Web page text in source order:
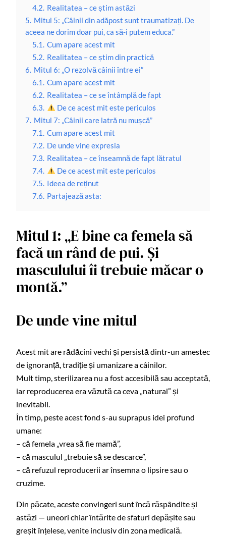
4.2. Realitatea – ce știm astăzi
5. Mitul 5: „Câinii din adăpost sunt traumatizați. De
aceea ne dorim doar pui, ca să-i putem educa.”
5.1. Cum apare acest mit
5.2. Realitatea – ce știm din practică
6. Mitul 6: „O rezolvă câinii între ei”
6.1. Cum apare acest mit
6.2. Realitatea – ce se întâmplă de fapt
6.3.
De ce acest mit este periculos
7. Mitul 7: „Câinii care latră nu mușcă”
7.1. Cum apare acest mit
7.2. De unde vine expresia
7.3. Realitatea – ce înseamnă de fapt lătratul
7.4.
De ce acest mit este periculos
7.5. Ideea de reținut
7.6. Partajează asta:
Mitul 1: „E bine ca femela să
facă un rând de pui. Și
masculului îi trebuie măcar o
montă.”
De unde vine mitul
Acest mit are rădăcini vechi și persistă dintr-un amestec
de ignoranță, tradiție și umanizare a câinilor.
Mult timp, sterilizarea nu a fost accesibilă sau acceptată,
iar reproducerea era văzută ca ceva „natural” și
inevitabil.
În timp, peste acest fond s-au suprapus idei profund
umane:
– că femela „vrea să fie mamă”,
– că masculul „trebuie să se descarce”,
– că refuzul reproducerii ar însemna o lipsire sau o
cruzime.
Din păcate, aceste convingeri sunt încă răspândite și
astăzi — uneori chiar întărite de sfaturi depășite sau
greșit înțelese, venite inclusiv din zona medicală.